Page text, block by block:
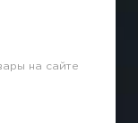
на сайте